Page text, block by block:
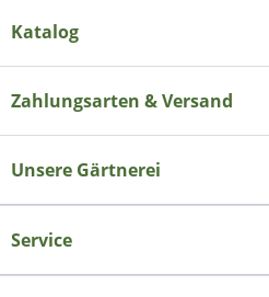
Katalog
Zahlungsarten & Versand
Unsere Gärtnerei
Service